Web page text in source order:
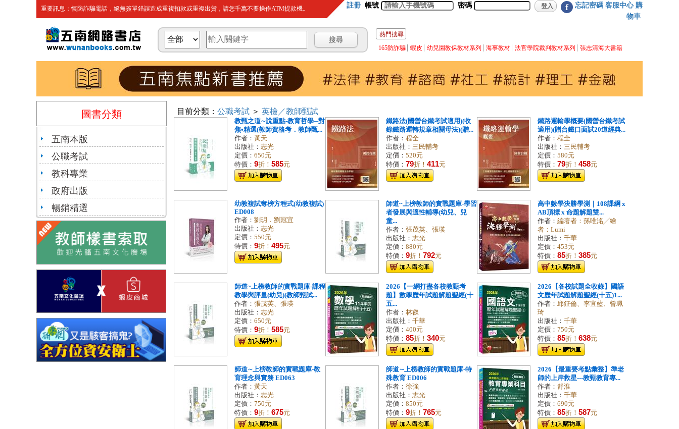
重要訊息：慎防詐騙電話，絕無簽單錯誤造成重複扣款或重複出貨，請您千萬不要操作ATM提款機。 註冊 帳號 密碼 f 忘記密碼 客服中心 購
物車
熱門搜尋
165防詐騙
蝦皮 幼兒園教保教材系列 海事教材 法官學院裁判教材系列 張志清海大書籍
圖書分類
五南本版
公職考試
教科專業
政府出版
暢銷精選
目前分類： 公職考試 ＞ 英檢／教師甄試
教甄之道∼說重點-教育哲學─對
焦•精選(教師資格考．教師甄...
作者： 黃天
出版社： 志光
定價： 650元
特價： 9折！ 585元
鐵路法(國營台鐵考試適用)(收
錄鐵路運轉規章相關母法)(贈...
作者： 程全
出版社： 三民輔考
定價： 520元
特價： 79折！ 411元
鐵路運輸學概要(國營台鐵考試
適用)(贈台鐵口面試20道經典...
作者： 程全
出版社： 三民輔考
定價： 580元
特價： 79折！ 458元
幼教複試奪榜方程式(幼教複試)
ED008
作者： 劉玥．劉冠宜
出版社： 志光
定價： 550元
特價： 9折！ 495元
師道~上榜教師的實戰題庫-學習
者發展與適性輔導(幼兒、兒
童...
作者： 張茂英、張瑛
出版社： 志光
定價： 880元
特價： 9折！ 792元
高中數學決勝學測｜108課綱 x
AB頂標 x 命題解題雙...
作者： 編著者：孫唯洺╱繪
者：Lumi
出版社： 千華
定價： 453元
特價： 85折！ 385元
師道~上榜教師的實戰題庫-課程
教學與評量(幼兒)(教師甄試...
作者： 張茂英、張瑛
出版社： 志光
定價： 650元
特價： 9折！ 585元
2026【一網打盡各校教甄考
題】數學歷年試題解題聖經(十
五...
作者： 林叡
出版社： 千華
定價： 400元
特價： 85折！ 340元
2026【各校試題全收錄】國語
文歷年試題解題聖經(十五)1...
作者： 邱鉦倫、李宜藍、曾珮
琦
出版社： 千華
定價： 750元
特價： 85折！ 638元
師道∼上榜教師的實戰題庫-教
育理念與實務 ED063
作者： 黃天
出版社： 志光
定價： 750元
特價： 9折！ 675元
師道∼上榜教師的實戰題庫-特
殊教育 ED006
作者： 徐強
出版社： 志光
定價： 850元
特價： 9折！ 765元
2026【最重要考點彙整】準老
師的上岸救星---教甄教育專...
作者： 舒淮
出版社： 千華
定價： 690元
特價： 85折！ 587元